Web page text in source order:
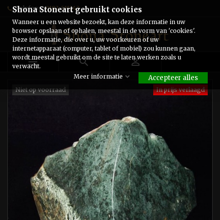
Telefoon: 0182-511243
  
In prijs verlaagd
Niet op voorraad
Shona Stoneart gebruikt cookies
Wanneer u een website bezoekt, kan deze informatie in uw
browser opslaan of ophalen, meestal in de vorm van 'cookies'.
Deze informatie, die over u, uw voorkeuren of uw
internetapparaat (computer, tablet of mobiel) zou kunnen gaan,
wordt meestal gebruikt om de site te laten werken zoals u
verwacht.
Meer informatie
Accepteer alles